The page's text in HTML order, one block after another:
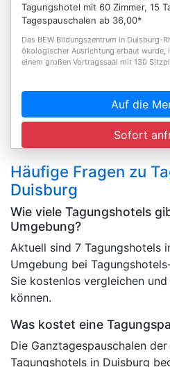
Tagungshotel mit 60 Zimmer, 15
Tagespauschalen ab 36,00*
Das BEW Bildungszentrum in Duisburg-
ökologischer Ausrichtung erbaut wurde,
einem großen Vortragssaal mit 130
Auf die
Sofort
Häufige Fragen zu
Duisburg
Wie viele Tagungshotels
Umgebung?
Aktuell sind 7 Tagungshotels
Umgebung bei
Sie kostenlos vergleichen
können.
Was kostet eine
Die Ganztagespauschalen
Tagungshotels in Duisburg